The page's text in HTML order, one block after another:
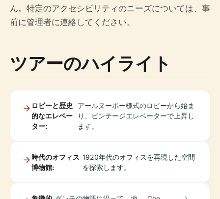
ん。特定のアクセシビリティのニーズについては、事
前に管理者に連絡してください。
ツアーのハイライト
ロビーと歴史
的なエレベー
ター:
アールヌーボー様式のロビーから始ま
り、ビンテージエレベーターで上昇し
ます。
時代のオフィス
博物館:
1920年代のオフィスを再現した空間
を探索します。